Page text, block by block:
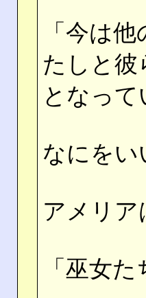
「今は
たしと彼
となって
なにをい
アメリ
「巫女